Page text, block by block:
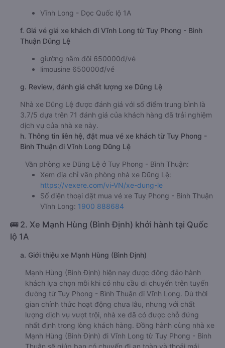
Vĩnh Long - Dọc Quốc lộ 1A
f. Giá vé giá xe khách đi Vĩnh Long từ Tuy Phong - Bình
Thuận Dũng Lệ
giường nằm đôi 650000đ/vé
limousine 650000đ/vé
g. Review, đánh giá chất lượng xe Dũng Lệ
Nhà xe Dũng Lệ được đánh giá với số điểm trung bình là
3.7/5 dựa trên 71 đánh giá của khách hàng đã trải nghiệm
dịch vụ của nhà xe này.
h. Thông tin liên hệ, đặt mua vé xe khách từ Tuy Phong -
Bình Thuận đi Vĩnh Long Dũng Lệ
Văn phòng xe Dũng Lệ ở Tuy Phong - Bình Thuận:
Xem địa chỉ văn phòng nhà xe Dũng Lệ:
https://vexere.com/vi-VN/xe-dung-le
Số điện thoại đặt mua vé xe Tuy Phong - Bình Thuận
Vĩnh Long: 1900 888684
🚌 2. Xe Mạnh Hùng (Bình Định) khởi hành tại Quốc
lộ 1A
a. Giới thiệu xe Mạnh Hùng (Bình Định)
Mạnh Hùng (Bình Định) hiện nay được đông đảo hành
khách lựa chọn mỗi khi có nhu cầu di chuyển trên tuyến
đường từ Tuy Phong - Bình Thuận đi Vĩnh Long. Dù thời
gian chính thức hoạt động chưa lâu, nhưng với chất
lượng dịch vụ vượt trội, nhà xe đã có được chỗ đứng
nhất định trong lòng khách hàng. Đồng hành cùng nhà xe
Mạnh Hùng (Bình Định) đi Vĩnh Long từ Tuy Phong - Bình
Thuận sẽ giúp bạn có chuyến đi an toàn và thoải mái